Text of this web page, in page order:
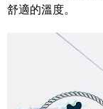
舒適的溫度。